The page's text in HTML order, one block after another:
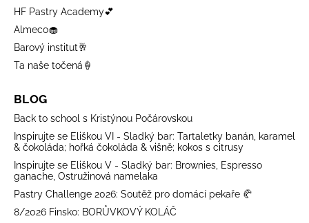
HF Pastry Academy💕
Almeco🧁
Barový institut🥂
Ta naše točená🍦
BLOG
Back to school s Kristýnou Počárovskou
Inspirujte se Eliškou VI - Sladký bar: Tartaletky banán, karamel
& čokoláda; hořká čokoláda & višně; kokos s citrusy
Inspirujte se Eliškou V - Sladký bar: Brownies, Espresso
ganache, Ostružinová namelaka
Pastry Challenge 2026: Soutěž pro domácí pekaře 🥐
8/2026 Finsko: BORŮVKOVÝ KOLÁČ